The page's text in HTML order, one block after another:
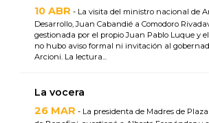
10 ABR - La visita del ministro nacional de
Desarrollo, Juan Cabandié a Comodoro
gestionada por el propio Juan Pablo Luque y
no hubo aviso formal ni invitación al
Arcioni. La lectura...
La vocera
26 MAR - La presidenta de Madres de